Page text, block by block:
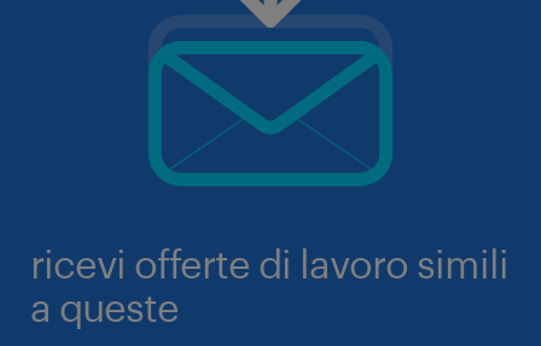
ricevi offerte di lavoro simili
a queste